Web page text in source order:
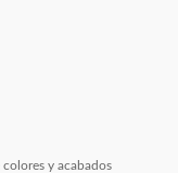
colores y acabados